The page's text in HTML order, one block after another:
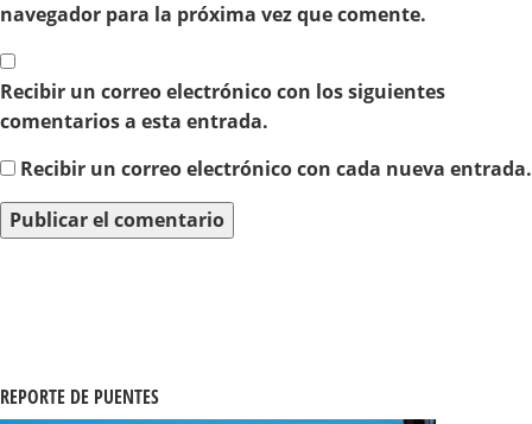
navegador para la próxima vez que comente.
Recibir un correo electrónico con los siguientes
comentarios a esta entrada.
Recibir un correo electrónico con cada nueva entrada.
REPORTE DE PUENTES